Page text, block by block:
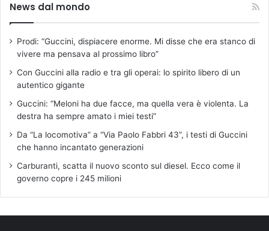
News dal mondo
Prodi: “Guccini, dispiacere enorme. Mi disse che era stanco di
vivere ma pensava al prossimo libro”
Con Guccini alla radio e tra gli operai: lo spirito libero di un
autentico gigante
Guccini: “Meloni ha due facce, ma quella vera è violenta. La
destra ha sempre amato i miei testi”
Da “La locomotiva” a “Via Paolo Fabbri 43”, i testi di Guccini
che hanno incantato generazioni
Carburanti, scatta il nuovo sconto sul diesel. Ecco come il
governo copre i 245 milioni